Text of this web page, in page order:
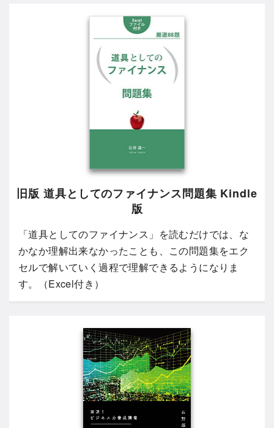
旧版 道具としてのファイナンス問題集 Kindle
版
「道具としてのファイナンス」を読むだけでは、な
かなか理解出来なかったことも、この問題集をエク
セルで解いていく過程で理解できるようになりま
す。（Excel付き）